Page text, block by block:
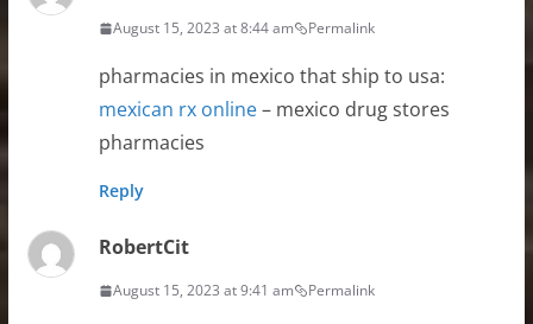
August 15, 2023 at 8:44 am Permalink
pharmacies in mexico that ship to usa:
mexican rx online– mexico drug stores
pharmacies
Reply
RobertCit
August 15, 2023 at 9:41 am Permalink